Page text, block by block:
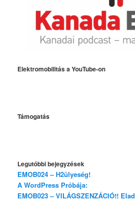
Elektromobilitás a YouTube-on
Támogatás
Legutóbbi bejegyzések
EMOB024 – H2ülyeség!
A WordPress Próbája:
EMOB023 – VILÁGSZENZÁCIÓ!!